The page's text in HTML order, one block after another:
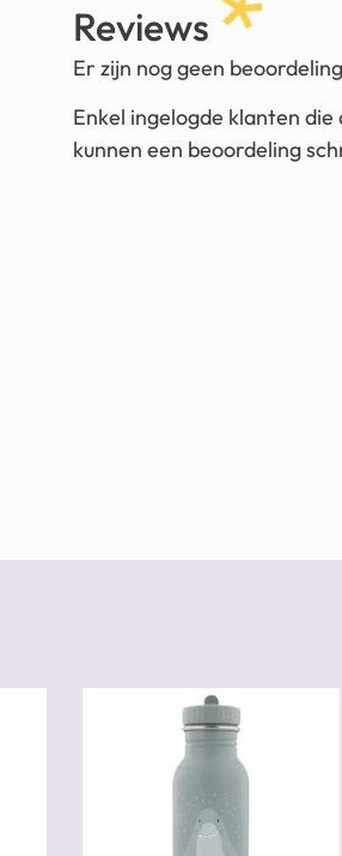
Reviews
Er zijn nog geen
Enkel ingelogde klanten
kunnen een beoordeling